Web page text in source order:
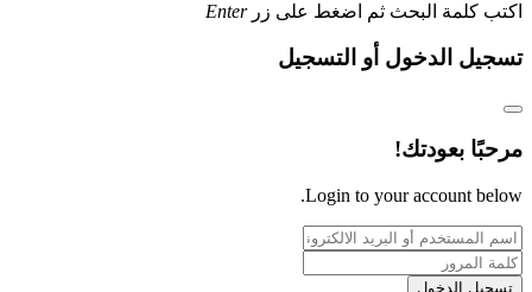
اكتب كلمة البحث ثم اضغط على زر Enter
تسجيل الدخول أو التسجيل
مرحبًا بعودتك!
Login to your account below.
تسجيل الدخول